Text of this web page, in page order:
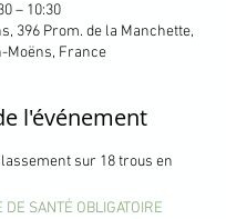
– 10:30
396 Prom. de la Manchette,
Moëns, France
l'événement
sur 18 trous en
DE SANTÉ OBLIGATOIRE